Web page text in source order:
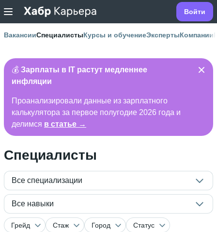
Войти
ВакансииСпециалистыКурсы и обучениеЭкспертыКомпании
💰 Зарплаты в IT растут медленнее
инфляции
Проанализировали данные из зарплатного
калькулятора за первое полугодие 2026 года и
делимся в статье →
Специалисты
Все специализации
Все навыки
Грейд Стаж Город
Статус